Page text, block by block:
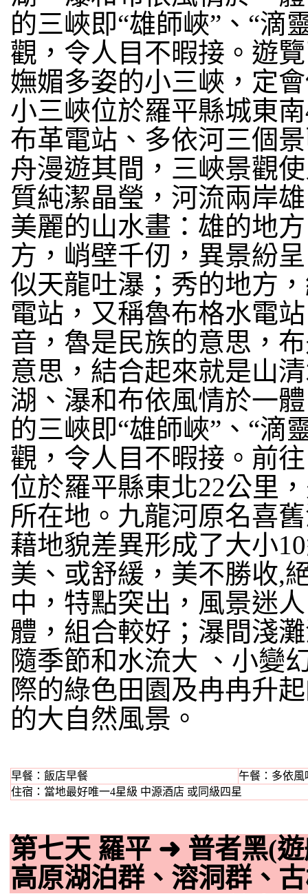
的三峽即“雄師峽”、“滴
觀，令人目不暇接。遊
嫵媚多姿的小三峽，定
小三峽位於羅平縣城東
布革電站、多依河三個
舟漫遊其間，三峽景觀
質純潔晶瑩，河流兩岸
美麗的山水畫：雄的地
方，峭壁千仞，異景紛
似天龍吐瀑；秀的地方
電站，又稱魯布格水電
音，魯是民族的意思，
意思，結合起來就是山
湖、瀑和布依風情於一
的三峽即“雄師峽”、“滴
觀，令人目不暇接。前
位於羅平縣東北22公里
所在地。九龍河原名喜
藉地貌差異形成了大小
美、或舒緩，美不勝收,
中，特點突出，風景迷
體，組合較好；瀑間淺
隨季節和水流大 、小變
際的綠色田園及冉冉升
的大自然風景。
早餐：飯店早餐
午餐：多依風
住宿：當地最好唯一4星級 中源酒店 或同級四星
第七天 羅平 ➜ 普者黑(
高原湖泊群、溶洞群、